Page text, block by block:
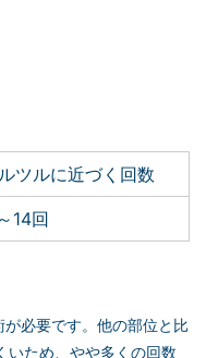
ツルに近づく回数
14回
必要です。他の部位と比
いため、やや多くの回数